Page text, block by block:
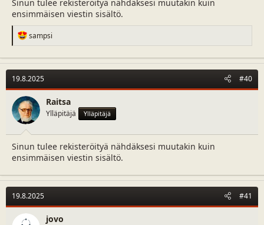
Sinun tulee rekisteröityä nähdäksesi muutakin kuin
ensimmäisen viestin sisältö.
R
e
c
t
i
o
n
s
:
sampsi
19.8.2025 #40
Raitsa
Ylläpitäjä Ylläpitäjä
Sinun tulee rekisteröityä nähdäksesi muutakin kuin
ensimmäisen viestin sisältö.
19.8.2025 #41
jovo